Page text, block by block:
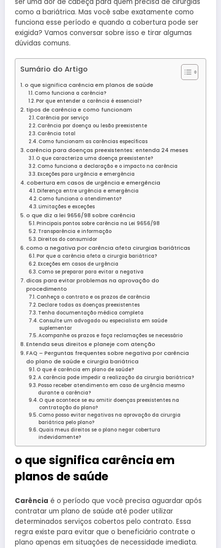
ser uma dor de cabeça para quem precisa de cirurgias
como a bariátrica. Mas você sabe exatamente como
funciona esse período e quando a cobertura pode ser
exigida? Vamos conversar sobre isso e tirar algumas
dúvidas comuns.
Sumário do Artigo
o que significa carência em planos de saúde
Como funciona a carência?
Por que entender a carência é essencial?
tipos de carência e como funcionam
Carência por serviço
Carência por doença ou lesão preexistente
Carência total
Como funcionam as carências específicas
carência para doenças preexistentes: entenda 24 meses
O que caracteriza uma doença preexistente?
Como funciona a declaração e o impacto na carência
Exceções para urgência e emergência
cobertura em casos de urgência e emergência
Diferença entre urgência e emergência
Como funciona o atendimento?
Limitações e exceções
o que diz a lei 9656/98 sobre carência
Principais pontos sobre carência na Lei 9656/98
Transparência e informação
Direitos do consumidor
como a negativa por carência afeta cirurgias bariátricas
Por que a carência afeta a cirurgia bariátrica?
Exceções em casos de urgência
Como se preparar para evitar a negativa
dicas para evitar problemas na aprovação do
procedimento
Conheça o contrato e os prazos de carência
Declare todas as doenças preexistentes
Tenha documentação médica completa
Consulte um advogado ou especialista em saúde
suplementar
Acompanhe os prazos e faça reclamações se necessário
Entenda seus direitos e planeje com atenção
FAQ – Perguntas frequentes sobre negativa por carência
do plano de saúde e cirurgia bariátrica
O que é carência em plano de saúde?
A carência pode impedir a realização da cirurgia bariátrica?
Posso receber atendimento em caso de urgência mesmo
durante a carência?
O que acontece se eu omitir doenças preexistentes na
contratação do plano?
Como posso evitar negativas na aprovação da cirurgia
bariátrica pelo plano?
Quais meus direitos se o plano negar cobertura
indevidamente?
o que significa carência em
planos de saúde
Carência é o período que você precisa aguardar após
contratar um plano de saúde até poder utilizar
determinados serviços cobertos pelo contrato. Essa
regra existe para evitar que o beneficiário contrate o
plano apenas em situações de necessidade imediata.